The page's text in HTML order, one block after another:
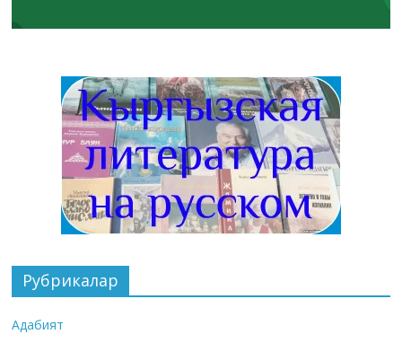
Рубрикалар
Адабият